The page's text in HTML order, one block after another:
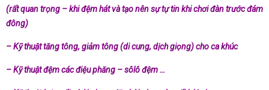
(rất quan trọng – khi đệm hát và tạo nên sự tự tin khi chơi đàn trước đám
đông)
– Kỹ thuật tăng tông, giảm tông (di cung, dịch giọng) cho ca khúc
– Kỹ thuật đệm các điệu phăng – sôlô đệm …